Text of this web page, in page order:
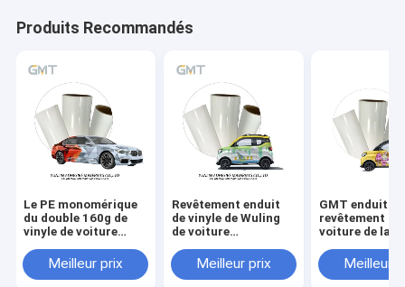
Produits Recommandés
Le PE monomérique
du double 160g de
vinyle de voiture
imperméable
résistant UV de petit
Meilleur prix
Revêtement enduit
de vinyle de Wuling
de voiture
polymère des
véhicules à moteur
Meilleur prix
GMT enduit de
revêtement de
voiture de la
de PE
imprimable du
Meilleur